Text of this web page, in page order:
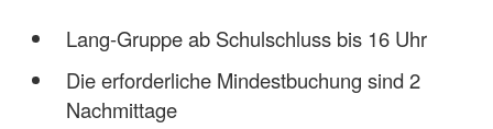
Lang-Gruppe ab Schulschluss bis 16 Uhr
Die erforderliche Mindestbuchung sind 2
Nachmittage